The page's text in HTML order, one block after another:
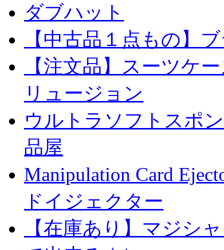
ダブハット
【中古品１点もの】
【注文品】スーツケ
リュージョン
ウルトラソフトスポ
品屋
Manipulation Card
ドイジェクター
【在庫あり】マジシ